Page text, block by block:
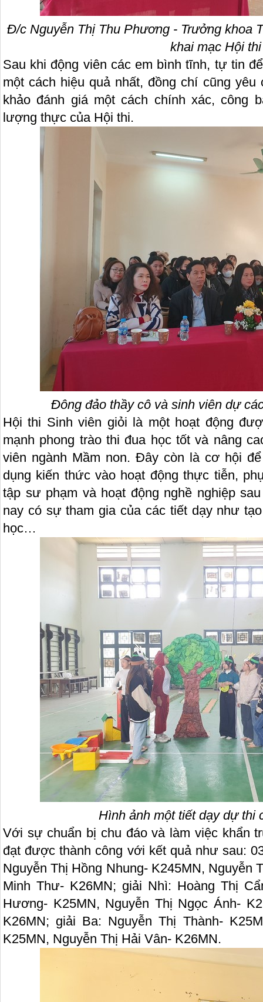
Đ/c Nguyễn Thị Thu Phương - Trưởng khoa
khai mạc Hội thi
Sau khi động viên các em bình tĩnh, tự tin
một cách hiệu quả nhất, đồng chí cũng yêu
khảo đánh giá một cách chính xác, công
lượng thực của Hội thi.
Đông đảo thầy cô và sinh viên dự
Hội thi Sinh viên giỏi là một hoạt động
mạnh phong trào thi đua học tốt và nâng
viên ngành Mầm non. Đây còn là cơ hội
dụng kiến thức vào hoạt động thực tiễn,
tập sư phạm và hoạt động nghề nghiệp
nay có sự tham gia của các tiết dạy như
học…
Hình ảnh một tiết dạy dự thi
Với sự chuẩn bị chu đáo và làm việc khẩn
đạt được thành công với kết quả như sau:
Nguyễn Thị Hồng Nhung- K245MN, Nguyễn
Minh Thư- K26MN; giải Nhì: Hoàng Thị
Hương- K25MN, Nguyễn Thị Ngọc Ánh-
K26MN; giải Ba: Nguyễn Thị Thành-
K25MN, Nguyễn Thị Hải Vân- K26MN.